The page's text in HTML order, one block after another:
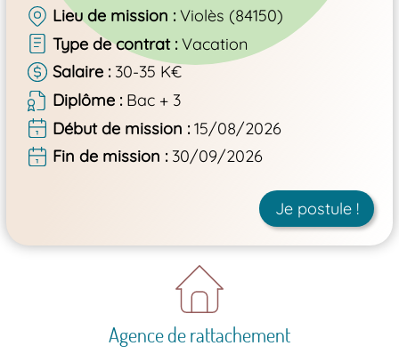
Lieu de mission
Violès (84150)
Type de contrat Vacation
Salaire
30-35 K€
Diplôme
Bac + 3
Début de mission
15/08/2026
Fin de mission
30/09/2026
Je postule !
Agence de rattachement